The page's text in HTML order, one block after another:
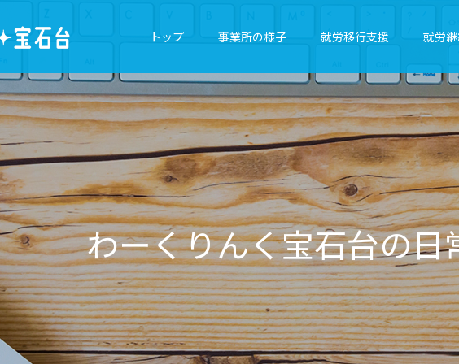
トップ 事業所の様子 就労移行支援 就労
くりんく宝石台の日常を気ま